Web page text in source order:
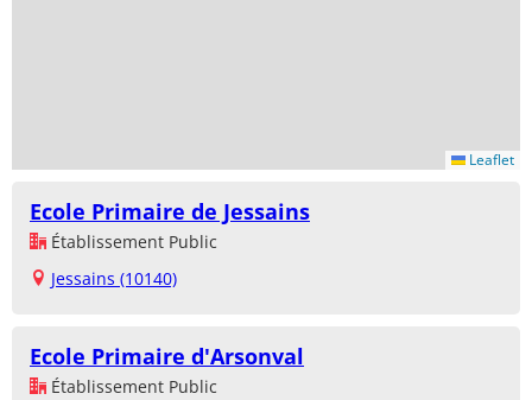
Leaflet
Ecole Primaire de Jessains
Établissement Public
Jessains (10140)
Ecole Primaire d'Arsonval
Établissement Public